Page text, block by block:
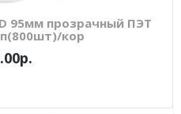
95мм прозрачный ПЭТ
кор